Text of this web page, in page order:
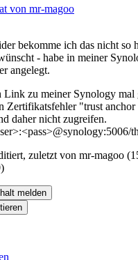
von mr-magoo
bekomme ich das nicht so
- habe in meiner
angelegt.
Link zu meiner Synology mal
Zertifikatsfehler "trust
daher nicht zugreifen.
zuletzt von mr-magoo (
)
melden